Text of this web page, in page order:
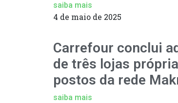
saiba mais
4 de maio de 2025
Carrefour conclui
de três lojas
postos da rede
saiba mais